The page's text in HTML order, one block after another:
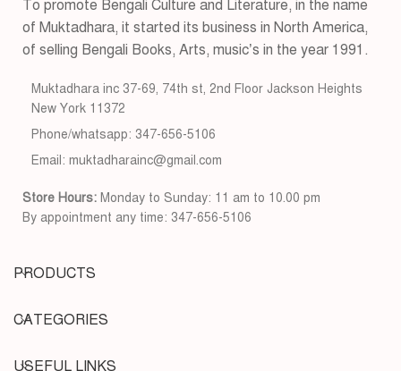
To promote Bengali Culture and Literature, in the name
of Muktadhara, it started its business in North America,
of selling Bengali Books, Arts, music’s in the year 1991.
Muktadhara inc 37-69, 74th st, 2nd Floor Jackson Heights
New York 11372
Phone/whatsapp: 347-656-5106
Email: muktadharainc@gmail.com
Store Hours: Monday to Sunday: 11 am to 10.00 pm
By appointment any time: 347-656-5106
PRODUCTS
CATEGORIES
USEFUL LINKS